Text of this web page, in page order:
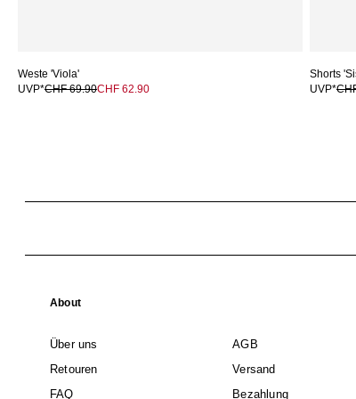
Weste 'Viola'
UVP*CHF 69.90CHF 62.90
Shorts
UVP*
About
Über uns
AGB
Retouren
Versand
FAQ
Bezahlung